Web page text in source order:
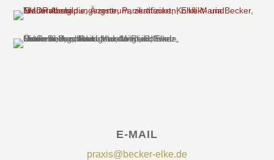
E-MAIL
praxis@becker-elke.de